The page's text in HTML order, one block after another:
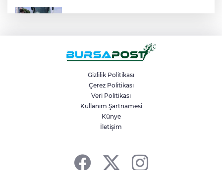
Bursa’da tarlalık alanı ateşe veren
Tarihi eser kaçakçısı sert kayaya çarptı
Gizlilik Politikası
Çerez Politikası
Veri Politikası
Kullanım Şartnamesi
Künye
İletişim